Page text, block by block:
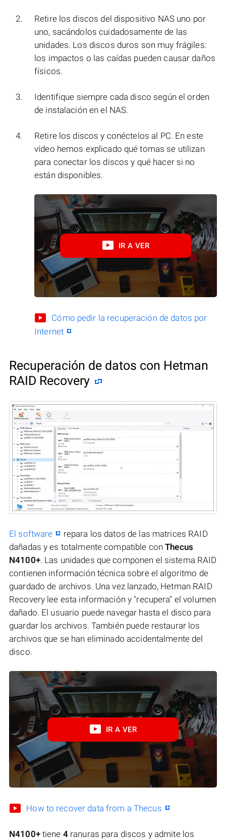
Retire los discos del dispositivo NAS uno por
uno, sacándolos cuidadosamente de las
unidades. Los discos duros son muy frágiles:
los impactos o las caídas pueden causar daños
físicos.
Identifique siempre cada disco según el orden
de instalación en el NAS.
Retire los discos y conéctelos al PC. En este
vídeo hemos explicado qué tomas se utilizan
para conectar los discos y qué hacer si no
están disponibles.
IR A VER
Cómo pedir la recuperación de datos por
Internet
Recuperación de datos con Hetman
RAID Recovery
El software
repara los datos de las matrices RAID
dañadas y es totalmente compatible conThecus
N4100+. Las unidades que componen el sistema RAID
contienen información técnica sobre el algoritmo de
guardado de archivos. Una vez lanzado, Hetman RAID
Recovery lee esta información y "recupera" el volumen
dañado. El usuario puede navegar hasta el disco para
guardar los archivos. También puede restaurar los
archivos que se han eliminado accidentalmente del
disco.
IR A VER
How to recover data from a Thecus
N4100+tiene 4ranuras para discos y admite los